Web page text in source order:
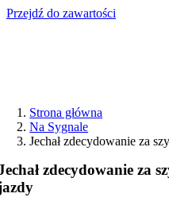
Przejdź do zawartości
Strona główna
Na Sygnale
Jechał zdecydowanie za
zdecydowanie za